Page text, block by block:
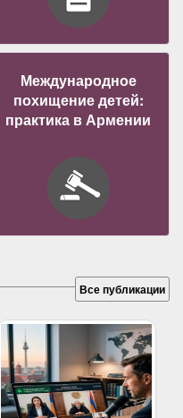
Международное
похищение детей:
практика в Армении
Все публикации